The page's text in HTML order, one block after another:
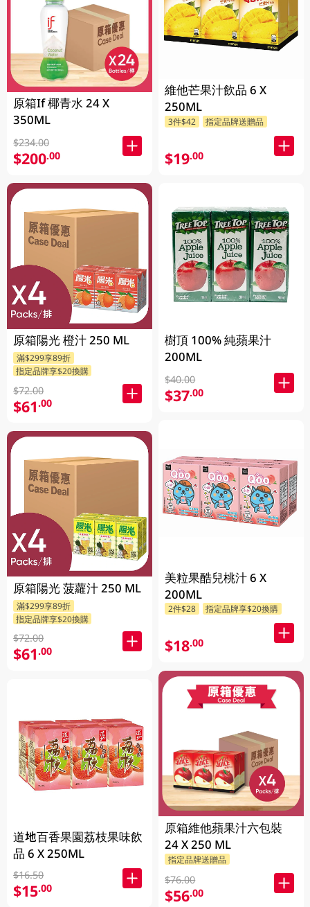
原箱If 椰青水 24 X
350ML
$234.00
$200.00
原箱陽光 橙汁 250 ML
滿$299享89折
指定品牌享$20換購
$72.00
$61.00
原箱陽光 菠蘿汁 250 ML
滿$299享89折
指定品牌享$20換購
$72.00
$61.00
道地百香果園荔枝果味飲
品 6 X 250ML
$16.50
$15.00
維他芒果汁飲品 6 X
250ML
3件$42 指定品牌送贈品
$19.00
樹頂 100% 純蘋果汁
200ML
$40.00
$37.00
美粒果酷兒桃汁 6 X
200ML
2件$28 指定品牌享$20換購
$18.00
原箱維他蘋果汁六包裝
24 X 250 ML
指定品牌送贈品
$76.00
$56.00